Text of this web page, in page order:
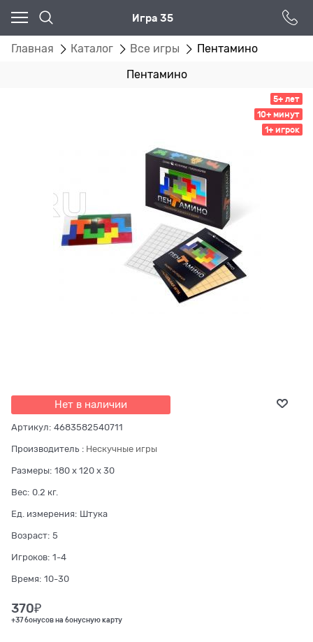
Игра 35
Главная Каталог Все игры Пентамино
Пентамино
5+ лет
10+ минут
1+ игрок
Нет в наличии
Артикул: 4683582540711
Производитель : Нескучные игры
Размеры: 180 x 120 x 30
Вес: 0.2 кг.
Ед. измерения: Штука
Возраст: 5
Игроков: 1-4
Время: 10-30
370₽
+37 бонусов на бонусную карту